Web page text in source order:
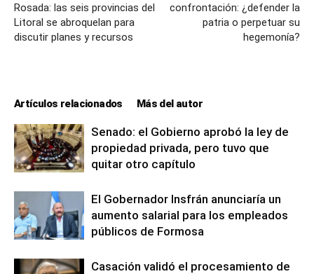
Rosada: las seis provincias del
Litoral se abroquelan para
discutir planes y recursos
confrontación: ¿defender la
patria o perpetuar su
hegemonía?
Artículos relacionados Más del autor
Senado: el Gobierno aprobó la ley de
propiedad privada, pero tuvo que
quitar otro capítulo
El Gobernador Insfrán anunciaría un
aumento salarial para los empleados
públicos de Formosa
Casación validó el procesamiento de